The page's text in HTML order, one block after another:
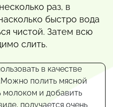
раз, в
быстро вода
чистой. Затем всю
слить.